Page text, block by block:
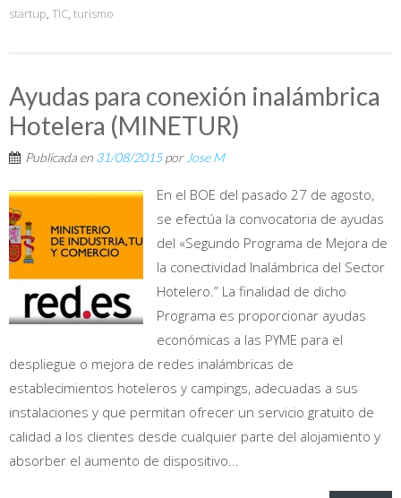
startup, TIC, turismo
Ayudas para conexión inalámbrica
Hotelera (MINETUR)
Publicada en 31/08/2015por Jose M
En el BOE del pasado 27 de agosto,
se efectúa la convocatoria de ayudas
del «Segundo Programa de Mejora de
la conectividad Inalámbrica del Sector
Hotelero.” La finalidad de dicho
Programa es proporcionar ayudas
económicas a las PYME para el
despliegue o mejora de redes inalámbricas de
establecimientos hoteleros y campings, adecuadas a sus
instalaciones y que permitan ofrecer un servicio gratuito de
calidad a los clientes desde cualquier parte del alojamiento y
absorber el aumento de dispositivo...